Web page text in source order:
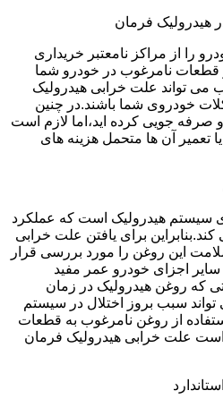
هیدرولیک فرمان
را از مراکز نامعتبر خریداری
قطعات نامرغوب در خودرو شما
می تواند علت خرابی هیدرولیک
خودروی شما باشند.در چنین
صرفه جویی کرده اید،اما لازم است
تعمیر آن ها متحمل هزینه های
سیستم هیدرولیک است که عملکرد
برای یافتن علت خرابی
این روغن را مورد بررسی قرار
سایر اجزای خودرو عمر مفید
که روغن هیدرولیک در زمان
سبب بروز اختلال در سیستم
از روغن نامرغوب به قطعات
علت خرابی هیدرولیک فرمان